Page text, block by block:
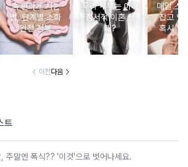
속 편하게 사는
법, 단계별 소화
완전 정복
우리 부부는 이미
정서적 이혼 상
태?
매일 스
잡고 있
혹시
이전다음
트
주말엔 폭식?? '이것'으로 벗어나세요.